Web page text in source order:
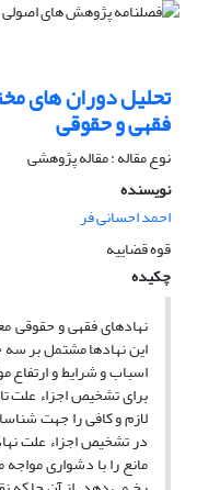
تحلیل دوران های
فقهی و حقوقی
نوع مقاله : مقاله پژوهشی
نویسنده
احمد احسانی فر
قوه قضاییه
چکیده
نهادهای فقهی و حقوقی
این نهادها مشتمل بر
اسباب و شرایط و ارتفاع
برای تشخیص اجزاء علت
لازم و کافی را جهت
در تشخیص اجزاء علت
مانع را با دشواری